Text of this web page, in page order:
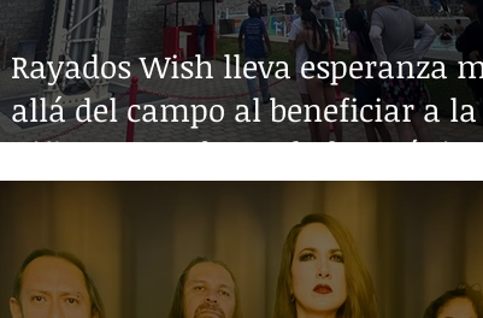
Rayados Wish lleva esperanza
allá del campo al beneficiar a la
niñez con enfermedades